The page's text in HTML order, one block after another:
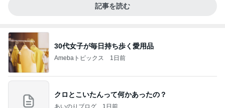
記事を読む
30代女子が毎日持ち歩く愛用品
Amebaトピックス 1日前
クロとこいたんって何かあったの？